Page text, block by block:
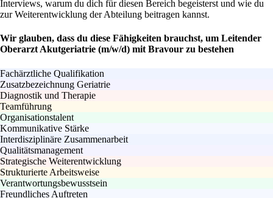
Interviews, warum du dich für diesen Bereich begeisterst und wie du
zur Weiterentwicklung der Abteilung beitragen kannst.
Wir glauben, dass du diese Fähigkeiten brauchst, um Leitender
Oberarzt Akutgeriatrie (m/w/d) mit Bravour zu bestehen
Fachärztliche Qualifikation
Zusatzbezeichnung Geriatrie
Diagnostik und Therapie
Teamführung
Organisationstalent
Kommunikative Stärke
Interdisziplinäre Zusammenarbeit
Qualitätsmanagement
Strategische Weiterentwicklung
Strukturierte Arbeitsweise
Verantwortungsbewusstsein
Freundliches Auftreten